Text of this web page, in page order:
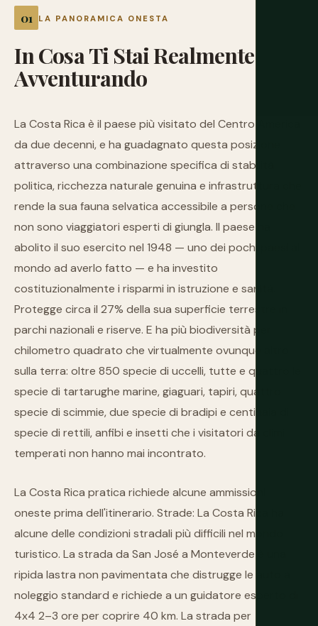
LA PANORAMICA ONESTA
InCosaTi StaiRealmente
Avventurando
La Costa Rica è il paese più visitato del Centro America
da due decenni, e ha guadagnato questa posizione
attraverso una combinazione specifica di stabilità
politica, ricchezza naturale genuina e infrastruttura che
rende la sua fauna selvatica accessibile a persone che
non sono viaggiatori esperti di giungla. Il paese ha
abolito il suo esercito nel 1948 — uno dei pochi paesi al
mondo ad averlo fatto — e ha investito
costituzionalmente i risparmi in istruzione e sanità.
Protegge circa il 27% della sua superficie terrestre in
parchi nazionali e riserve. E ha più biodiversità per
chilometro quadrato che virtualmente ovunque altro
sulla terra: oltre 850 specie di uccelli, tutte e quattro le
specie di tartarughe marine, giaguari, tapiri, quattro
specie di scimmie, due specie di bradipi e centinaia di
specie di rettili, anfibi e insetti che i visitatori da climi
temperati non hanno mai incontrato.
La Costa Rica pratica richiede alcune ammissioni
oneste prima dell'itinerario. Strade: La Costa Rica ha
alcune delle condizioni stradali più difficili nel mondo
turistico. La strada da San José a Monteverde è una
ripida lastra non pavimentata che distrugge le auto a
noleggio standard e richiede a un guidatore esperto di
4x4 2–3 ore per coprire 40 km. La strada per